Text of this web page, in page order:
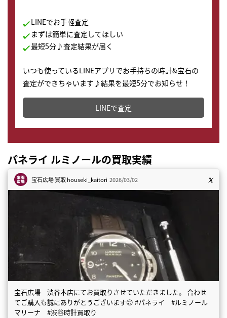
LINEでお手軽査定
まずは簡単に査定してほしい
最短5分♪査定結果が届く
いつも使っているLINEアプリでお手持ちの時計&宝石の
査定ができちゃいます♪結果を最短5分でお知らせ！
どこからでもすぐに査定金額を知ることが出来ます。
LINEで査定
パネライ ルミノールの買取実績
宝石広場 買取houseki_kaitori 2026/03/02
宝石広場 渋谷本店にてお買取りさせていただきました。 合わせ
てご購入も誠にありがとうございます😊 #パネライ #ルミノール
マリーナ #渋谷時計買取り